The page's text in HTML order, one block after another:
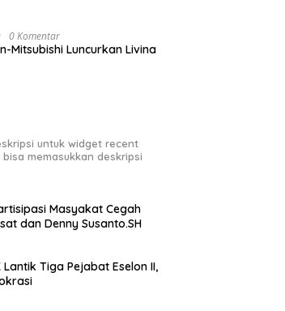
0 Komentar
Mitsubishi Luncurkan Livina
untuk widget recent
memasukkan deskripsi
Masyakat Cegah
dan Denny Susanto.SH